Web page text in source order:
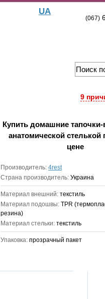
UA
(067)
9
Купить домашние тапочки-
анатомической стелькой
цене
Производитель: 4rest
Страна производитель: Украина
Материал внешний: текстиль
Материал подошвы: TPR
резина)
Материал стельки: текстиль
Упаковка: прозрачный пакет